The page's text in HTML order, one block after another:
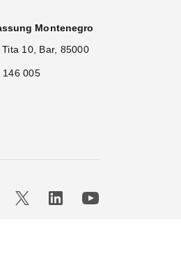
Montenegro
10, Bar, 85000
146 005